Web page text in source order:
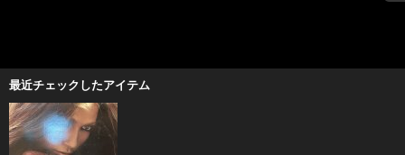
最近チェックしたアイテム